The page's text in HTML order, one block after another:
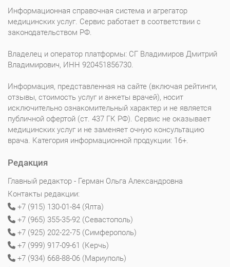
Информационная справочная система и агрегатор
медицинских услуг. Сервис работает в соответствии с
законодательством РФ.
Владелец и оператор платформы: СГ Владимиров Дмитрий
Владимирович, ИНН 920451856730.
Информация, представленная на сайте (включая рейтинги,
отзывы, стоимость услуг и анкеты врачей), носит
исключительно ознакомительный характер и не является
публичной офертой (ст. 437 ГК РФ). Сервис не оказывает
медицинских услуг и не заменяет очную консультацию
врача. Категория информационной продукции: 16+.
Редакция
Главный редактор - Герман Ольга Александровна
Контакты редакции:
+7 (915) 130-01-84 (Ялта)
+7 (965) 355-35-92 (Севастополь)
+7 (925) 202-22-75 (Симферополь)
+7 (999) 917-09-61 (Керчь)
+7 (934) 668-88-06 (Мариуполь)